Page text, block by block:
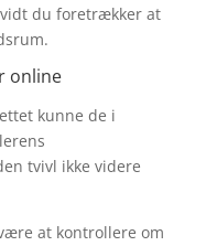
du foretrækker at
online
kunne de i
tvivl ikke videre
at kontrollere om